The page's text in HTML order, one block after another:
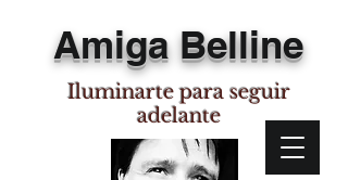
Amiga Belline
Iluminarte para seguir
adelante